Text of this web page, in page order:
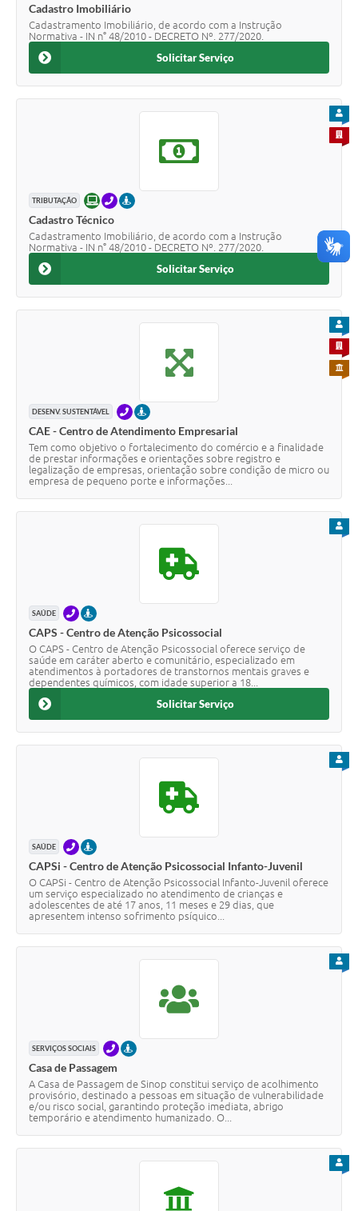
Cadastro Imobiliário
Cadastramento Imobiliário, de acordo com a Instrução
Normativa - IN n° 48/2010 - DECRETO Nº. 277/2020.
Solicitar Serviço
TRIBUTAÇÃO ONLINETELEFONEPRESENCIAL
Cadastro Técnico
Cadastramento Imobiliário, de acordo com a Instrução
Normativa - IN n° 48/2010 - DECRETO Nº. 277/2020.
PARA
Solicitar Serviço
DESENV. SUSTENTÁVEL TELEFONEPRESENCIAL
CAE - Centro de Atendimento Empresarial
Tem como objetivo o fortalecimento do comércio e a finalidade
de prestar informações e orientações sobre registro e
legalização de empresas, orientação sobre condição de micro ou
empresa de pequeno porte e informações...
PARA
PARA
SAÚDE TELEFONEPRESENCIAL
CAPS - Centro de Atenção Psicossocial
O CAPS - Centro de Atenção Psicossocial oferece serviço de
saúde em caráter aberto e comunitário, especializado em
atendimentos à portadores de transtornos mentais graves e
dependentes químicos, com idade superior a 18...
Solicitar Serviço
SAÚDE TELEFONEPRESENCIAL
CAPSi - Centro de Atenção Psicossocial Infanto-Juvenil
O CAPSi - Centro de Atenção Psicossocial Infanto-Juvenil oferece
um serviço especializado no atendimento de crianças e
adolescentes de até 17 anos, 11 meses e 29 dias, que
apresentem intenso sofrimento psíquico...
SERVIÇOS SOCIAIS TELEFONEPRESENCIAL
Casa de Passagem
A Casa de Passagem de Sinop constitui serviço de acolhimento
provisório, destinado a pessoas em situação de vulnerabilidade
e/ou risco social, garantindo proteção imediata, abrigo
temporário e atendimento humanizado. O...